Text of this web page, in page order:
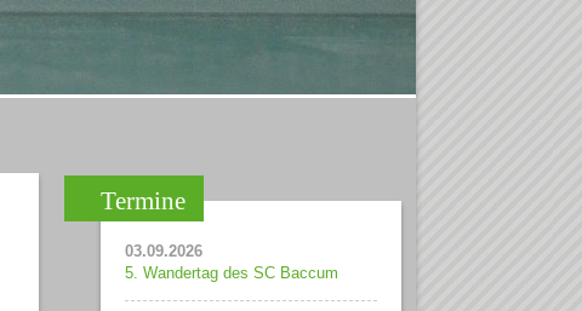
Termine
03.09.2026
5. Wandertag des SC Baccum